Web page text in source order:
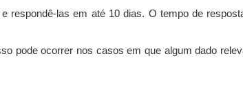
respondê-las em até 10 dias. O tempo de
pode ocorrer nos casos em que algum dado